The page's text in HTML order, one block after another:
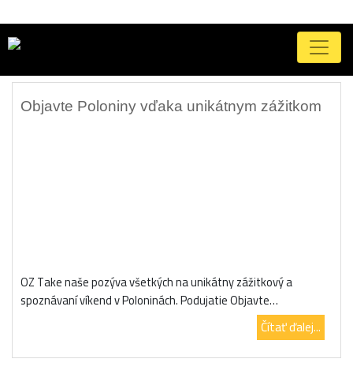
Značka:remeslo
Objavte Poloniny vďaka unikátnym zážitkom
OZ Take naše pozýva všetkých na unikátny zážitkový a
spoznávaní víkend v Poloninách. Podujatie Objavte…
Čítať ďalej...